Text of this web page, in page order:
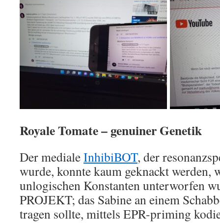
Royale Tomate – genuiner Genetik
Der medialeInhibiBOT, der
wurde, konnte kaum geknackt werden,
unlogischen Konstanten unterworfen
PROJEKT; das Sabine an einem
tragen sollte, mittels EPR-priming